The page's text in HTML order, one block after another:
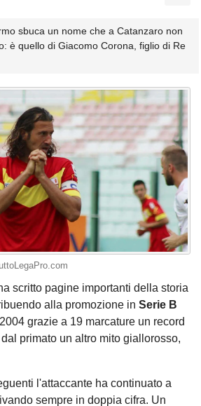
sbuca un nome che a Catanzaro non
è quello di Giacomo Corona, figlio di Re
scritto pagine importanti della storia
alla promozione in Serie B
grazie a 19 marcature un record
primato un altro mito giallorosso,
l'attaccante ha continuato a
sempre in doppia cifra. Un